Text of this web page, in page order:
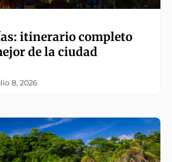
itinerario completo
de la ciudad
8, 2026